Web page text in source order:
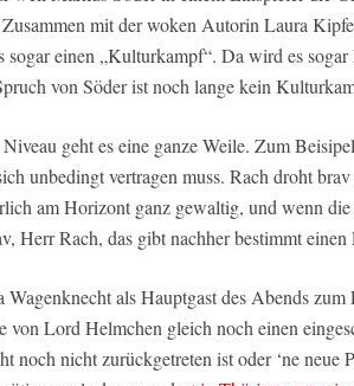
mit der woken Autorin Laura
sogar einen „Kulturkampf“. Da wird es
von Söder ist noch lange kein
geht es eine ganze Weile. Zum
unbedingt vertragen muss. Rach droht
am Horizont ganz gewaltig, und wenn
Herr Rach, das gibt nachher bestimmt
Wagenknecht als Hauptgast des Abends
von Lord Helmchen gleich noch einen
noch nicht zurückgetreten ist oder ‘ne neue